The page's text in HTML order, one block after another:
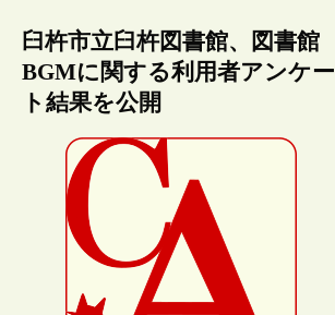
臼杵市立臼杵図書館、図書館
BGMに関する利用者アンケー
ト結果を公開